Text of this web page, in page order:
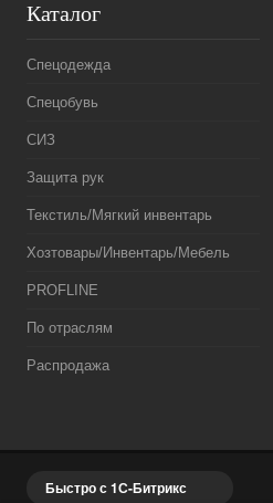
Каталог
Спецодежда
Спецобувь
СИЗ
Защита рук
Текстиль/Мягкий инвентарь
Хозтовары/Инвентарь/Мебель
PROFLINE
По отраслям
Распродажа
Быстро с 1С-Битрикс